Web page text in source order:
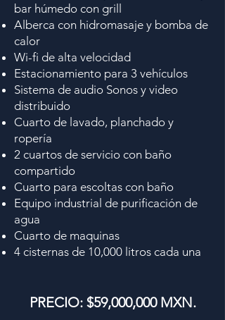
bar húmedo con grill
Alberca con hidromasaje y bomba de
calor
Wi-fi de alta velocidad
Estacionamiento para 3 vehículos
Sistema de audio Sonos y video
distribuido
Cuarto de lavado, planchado y
ropería
2 cuartos de servicio con baño
compartido
Cuarto para escoltas con baño
Equipo industrial de purificación de
agua
Cuarto de maquinas
4 cisternas de 10,000 litros cada una
PRECIO: $59,000,000 MXN.